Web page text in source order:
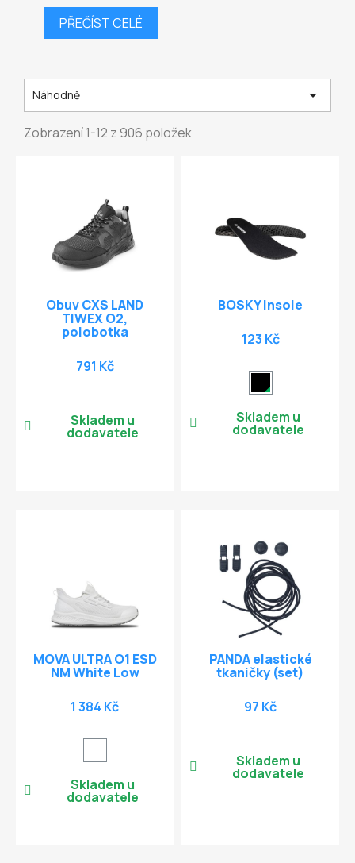
PŘEČÍST CELÉ
Náhodně 
Zobrazení 1-12 z 906 položek
Obuv CXS LAND
TIWEX O2,
polobotka
791 Kč
Skladem u
dodavatele
BOSKY Insole
123 Kč
Skladem u
dodavatele
MOVA ULTRA O1 ESD
NM White Low
1 384 Kč
Skladem u
dodavatele
PANDA elastické
tkaničky (set)
97 Kč
Skladem u
dodavatele